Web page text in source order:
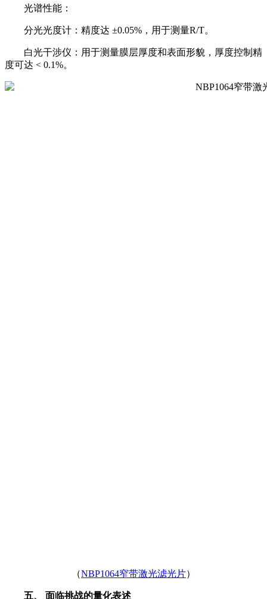
光谱性能：
分光光度计：精度达 ±0.05%，用于测量R/T。
白光干涉仪：用于测量膜层厚度和表面形貌，厚度控制精
度可达 < 0.1%。
（NBP1064窄带激光滤光片）
五、 面临挑战的量化表述